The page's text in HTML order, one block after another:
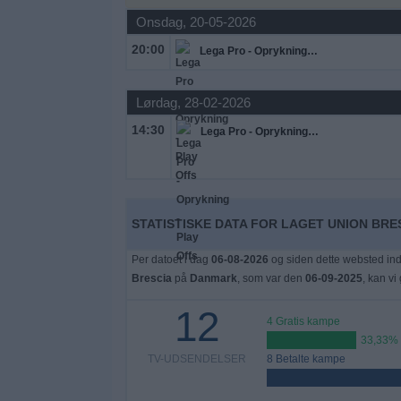
Onsdag, 20-05-2026
20:00 Lega Pro - Oprykning - Play Offs
Lørdag, 28-02-2026
14:30 Lega Pro - Oprykning - Play Offs
STATISTISKE DATA FOR LAGET UNION
Per datoet i dag 06-08-2026 og siden dette websted
Bresciapå Danmark, som var den 06-09-2025, kan vi
12
TV-UDSENDELSER
4 Gratis kampe
33,33%
8 Betalte kampe